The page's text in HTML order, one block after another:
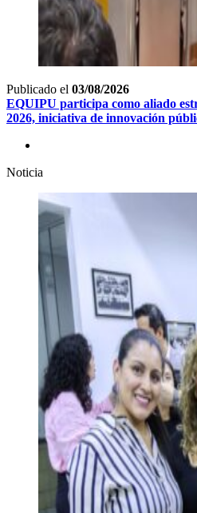
Publicado el 03/08/2026
EQUIPU participa como aliado
2026, iniciativa de innovación
Noticia